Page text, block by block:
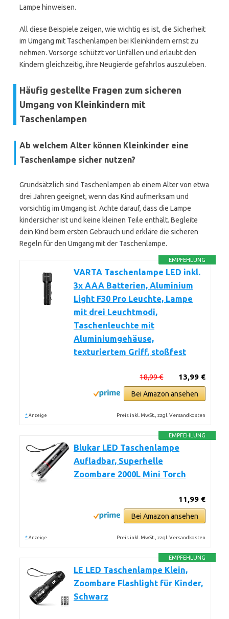
Lampe hinweisen.
All diese Beispiele zeigen, wie wichtig es ist, die Sicherheit
im Umgang mit Taschenlampen bei Kleinkindern ernst zu
nehmen. Vorsorge schützt vor Unfällen und erlaubt den
Kindern gleichzeitig, ihre Neugierde gefahrlos auszuleben.
Häufig gestellte Fragen zum sicheren
Umgang von Kleinkindern mit
Taschenlampen
Ab welchem Alter können Kleinkinder eine
Taschenlampe sicher nutzen?
Grundsätzlich sind Taschenlampen ab einem Alter von etwa
drei Jahren geeignet, wenn das Kind aufmerksam und
vorsichtig im Umgang ist. Achte darauf, dass die Lampe
kindersicher ist und keine kleinen Teile enthält. Begleite
dein Kind beim ersten Gebrauch und erkläre die sicheren
Regeln für den Umgang mit der Taschenlampe.
EMPFEHLUNG
VARTA Taschenlampe LED inkl.
3x AAA Batterien, Aluminium
Light F30 Pro Leuchte, Lampe
mit drei Leuchtmodi,
Taschenleuchte mit
Aluminiumgehäuse,
texturiertem Griff, stoßfest
13,99 €
18,99 €
Bei Amazon ansehen
* Anzeige Preis inkl. MwSt., zzgl. Versandkosten
EMPFEHLUNG
Blukar LED Taschenlampe
Aufladbar, Superhelle
Zoombare 2000L Mini Torch
11,99 €
Bei Amazon ansehen
* Anzeige Preis inkl. MwSt., zzgl. Versandkosten
EMPFEHLUNG
LE LED Taschenlampe Klein,
Zoombare Flashlight für Kinder,
Schwarz